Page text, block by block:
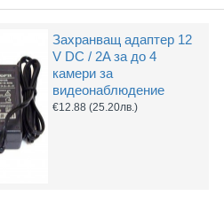
Захранващ адаптер 12
V DC / 2A за до 4
камери за
видеонаблюдение
€12.88 (25.20лв.)